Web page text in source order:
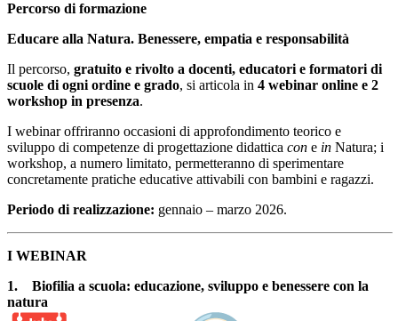
Percorso di formazione
Educare alla Natura. Benessere, empatia e responsabilità
Il percorso, gratuito e rivolto a docenti, educatori e formatori di
scuole di ogni ordine e grado, si articola in 4 webinar online e 2
workshop in presenza.
I webinar offriranno occasioni di approfondimento teorico e
sviluppo di competenze di progettazione didattica con e in Natura; i
workshop, a numero limitato, permetteranno di sperimentare
concretamente pratiche educative attivabili con bambini e ragazzi.
Periodo di realizzazione: gennaio – marzo 2026.
I WEBINAR
1. Biofilia a scuola: educazione, sviluppo e benessere con la
natura